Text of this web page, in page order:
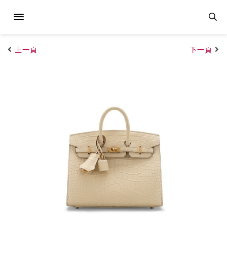
上一頁 下一頁